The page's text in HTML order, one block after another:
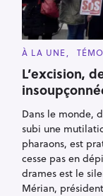
C
T
E
G
O
I
E
S
À LA UNE
L’excision,
Dans le monde,
subi une
pharaons, est
cesse pas en
drames est le
Mérian,